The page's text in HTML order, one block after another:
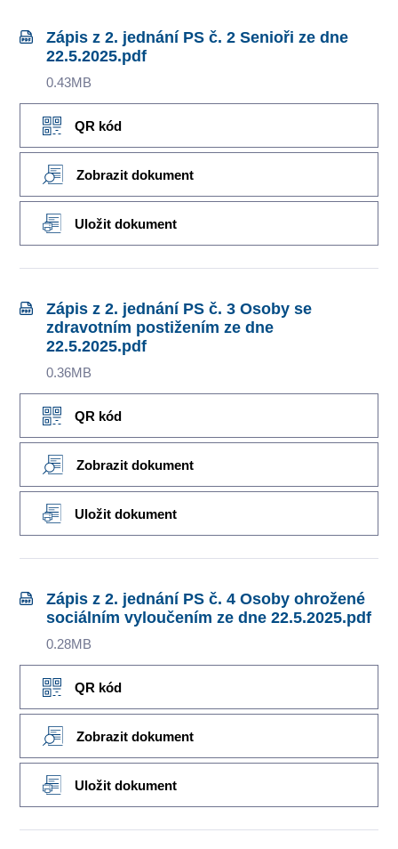
Zápis z 2. jednání PS č. 2 Senioři ze dne
22.5.2025.pdf
0.43MB
QR kód
Zobrazit dokument
Uložit dokument
Zápis z 2. jednání PS č. 3 Osoby se
zdravotním postižením ze dne
22.5.2025.pdf
0.36MB
QR kód
Zobrazit dokument
Uložit dokument
Zápis z 2. jednání PS č. 4 Osoby ohrožené
sociálním vyloučením ze dne 22.5.2025.pdf
0.28MB
QR kód
Zobrazit dokument
Uložit dokument